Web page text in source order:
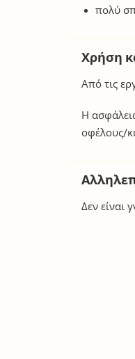
πολύ
Χρήση
Από τις
Η
οφέλους/
Δεν είναι